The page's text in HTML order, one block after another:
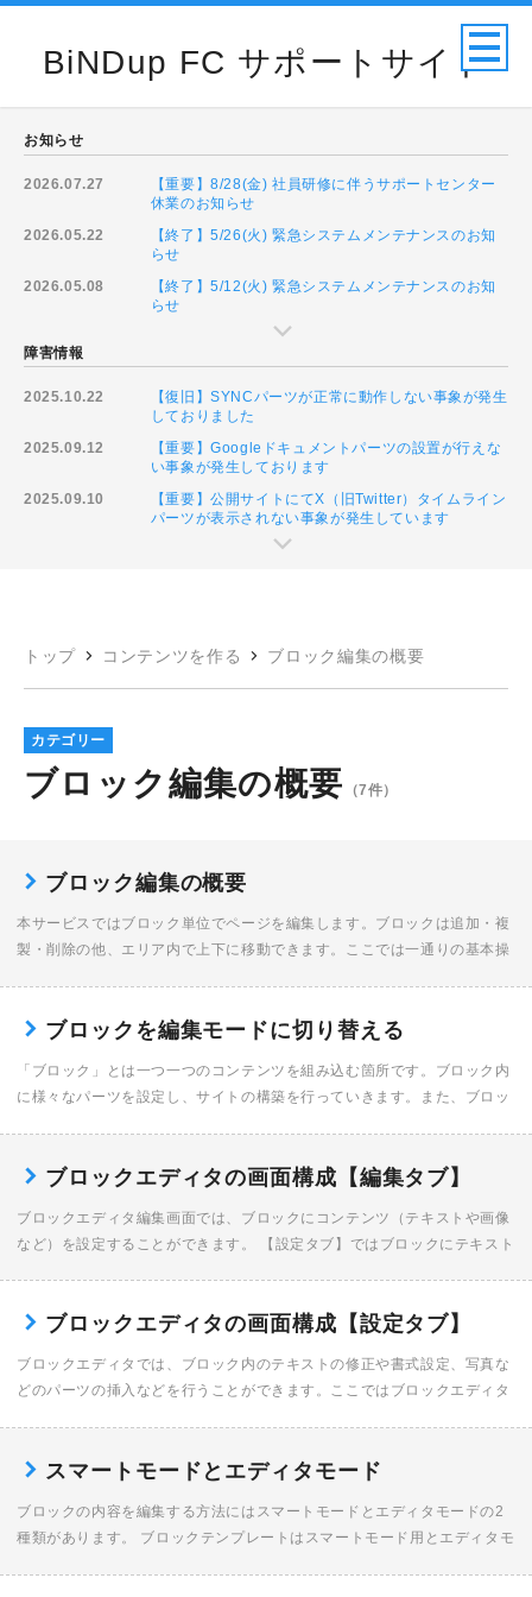
BiNDup FC サポートサイト
お知らせ
2026.07.27
【重要】8/28(金) 社員研修に伴うサポートセンター
休業のお知らせ
2026.05.22
【終了】5/26(火) 緊急システムメンテナンスのお知
らせ
2026.05.08
【終了】5/12(火) 緊急システムメンテナンスのお知
らせ
障害情報
2025.10.22
【復旧】SYNCパーツが正常に動作しない事象が発生
しておりました
2025.09.12
【重要】Googleドキュメントパーツの設置が行えな
い事象が発生しております
2025.09.10
【重要】公開サイトにてX（旧Twitter）タイムライン
パーツが表示されない事象が発生しています
トップ コンテンツを作る ブロック編集の概要
カテゴリー
ブロック編集の概要 （7件）
ブロック編集の概要
本サービスではブロック単位でページを編集します。ブロックは追加・複
製・削除の他、エリア内で上下に移動できます。ここでは一通りの基本操
ブロックを編集モードに切り替える
「ブロック」とは一つ一つのコンテンツを組み込む箇所です。ブロック内
に様々なパーツを設定し、サイトの構築を行っていきます。また、ブロッ
ブロックエディタの画面構成【編集タブ】
ブロックエディタ編集画面では、ブロックにコンテンツ（テキストや画像
など）を設定することができます。 【設定タブ】ではブロックにテキスト
ブロックエディタの画面構成【設定タブ】
ブロックエディタでは、ブロック内のテキストの修正や書式設定、写真な
どのパーツの挿入などを行うことができます。ここではブロックエディタ
スマートモードとエディタモード
ブロックの内容を編集する方法にはスマートモードとエディタモードの2
種類があります。 ブロックテンプレートはスマートモード用とエディタモ